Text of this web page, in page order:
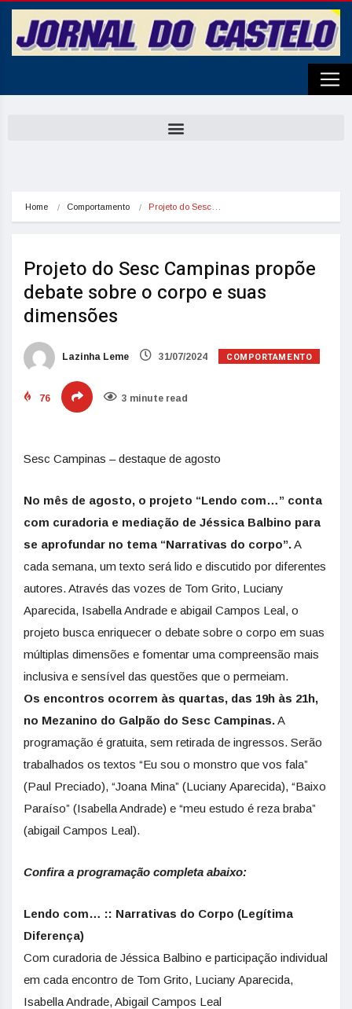
Home Comportamento Projeto do Sesc…
Projeto do Sesc Campinas propõe
debate sobre o corpo e suas
dimensões
Lazinha Leme 31/07/2024 COMPORTAMENTO
76 3 minute read
Sesc Campinas – destaque de agosto
No mês de agosto, o projeto “Lendo com…” conta
com curadoria e mediação de Jéssica Balbino para
se aprofundar no tema “Narrativas do corpo”.A
cada semana, um texto será lido e discutido por diferentes
autores. Através das vozes de Tom Grito, Luciany
Aparecida, Isabella Andrade e abigail Campos Leal, o
projeto busca enriquecer o debate sobre o corpo em suas
múltiplas dimensões e fomentar uma compreensão mais
inclusiva e sensível das questões que o permeiam.
Os encontros ocorrem às quartas, das 19h às 21h,
no Mezanino do Galpão do Sesc Campinas.A
programação é gratuita, sem retirada de ingressos. Serão
trabalhados os textos “Eu sou o monstro que vos fala”
(Paul Preciado), “Joana Mina” (Luciany Aparecida), “Baixo
Paraíso” (Isabella Andrade) e “meu estudo é reza braba”
(abigail Campos Leal).
Confira a programação completa abaixo:
Lendo com… :: Narrativas do Corpo (Legítima
Diferença)
Com curadoria de Jéssica Balbino e participação individual
em cada encontro de Tom Grito, Luciany Aparecida,
Isabella Andrade, Abigail Campos Leal